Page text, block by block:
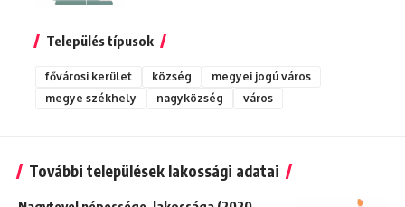
Település típusok
fővárosi kerület község
megyei jogú város
megye székhely
nagyközség város
További települések lakossági adatai